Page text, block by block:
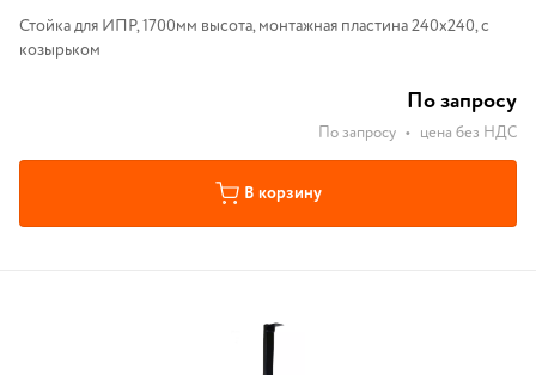
Стойка для ИПР, 1700мм высота, монтажная пластина 240х240, с
козырьком
По запросу
По запросу • цена без НДС
В корзину